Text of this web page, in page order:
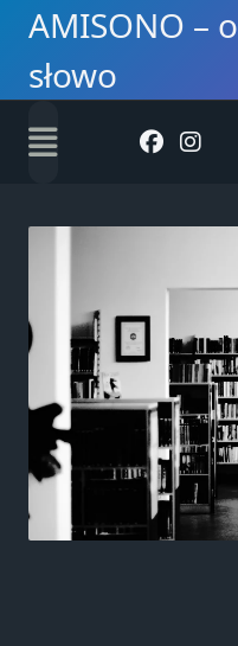
Skip
content
AMISONO –
słowo